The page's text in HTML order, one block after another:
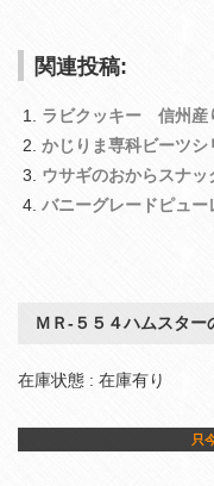
関連投稿:
ラビクッキー 信州産
かじりま専科ビーツシ
ウサギのおからスナ
バニーグレードピュー
ＭＲ‐５５４ハムスター
在庫状態 : 在庫有り
只